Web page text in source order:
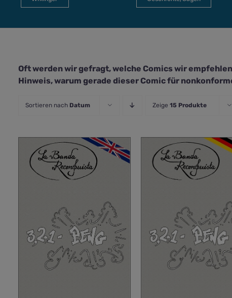
Oft werden wir gefragt, welche Comics wir
Hinweis, warum gerade dieser Comic für
Sortieren nach Datum Zeige 15 Produkte